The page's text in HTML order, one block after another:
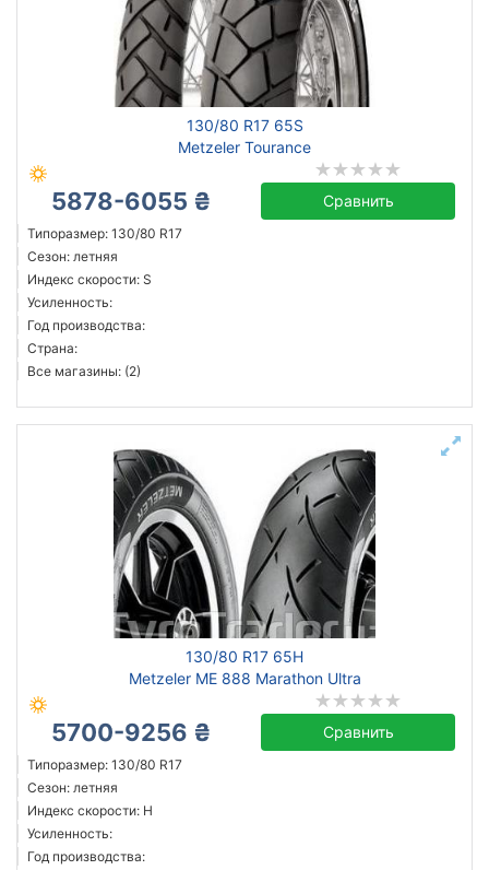
130/80 R17 65S
Metzeler Tourance
5878-6055 ₴ Сравнить
Типоразмер: 130/80 R17
Сезон: летняя
Индекс скорости: S
Усиленность:
Год производства:
Страна:
Все магазины: (2)
130/80 R17 65H
Metzeler ME 888 Marathon Ultra
5700-9256 ₴ Сравнить
Типоразмер: 130/80 R17
Сезон: летняя
Индекс скорости: H
Усиленность:
Год производства:
Deli
Dunlop
Euromina
Metzeler
Mitas
Shinko
Все бренды
Год производства
Страна производства
Подобрать